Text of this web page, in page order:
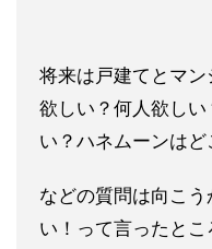
将来は戸建てとマ
欲しい？何人欲しい
い？ハネムーンはど
などの質問は向こ
い！って言ったと